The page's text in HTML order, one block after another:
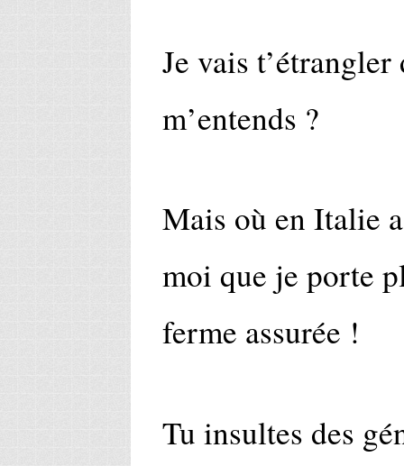
Je vais
m’entends ?
Mais où en Italie
moi que je porte
ferme assurée !
Tu insultes des